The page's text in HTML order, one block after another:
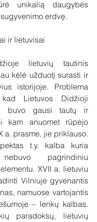
unikalią daugybės
erdvę.
ir lietuvisai
lietuvių tautinis
kėlė užduotį surasti ir
istorijoje. Problema
Lietuvos Didžioji
buvo gausi tautų ir
kam anuomet rūpėjo
a. prasme, jie priklauso.
t.y. kalba kuria
pagrindiniu
XVII a. lietuviu
Vilniuje gyvenantis
namuose vartojantis
– lenkų kalbas.
paradoksų, lietuvių